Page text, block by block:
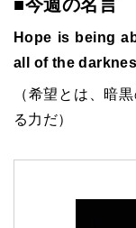
■今週の名言
Hope is being
all of the
（希望とは、暗
る力だ）